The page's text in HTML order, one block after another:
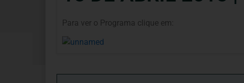
Para ver o Programa clique em: